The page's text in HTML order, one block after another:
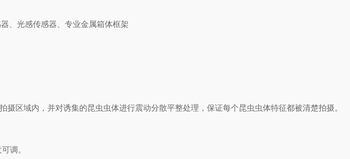
、光感传感器、专业金属箱体框架
区域内，并对诱集的昆虫虫体进行震动分散平整处理，保证每个昆虫虫体特征都被清楚拍摄。
调。